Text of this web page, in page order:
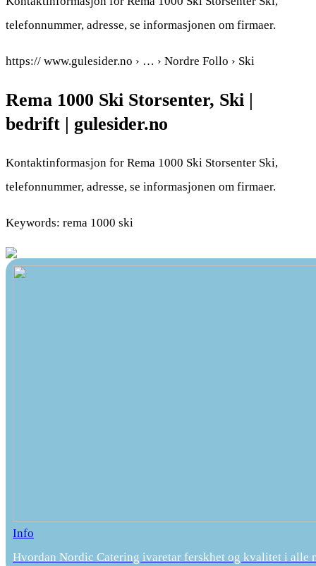
telefonnummer, adresse, se informasjonen om firmaer.
https:// www.gulesider.no › … › Nordre Follo › Ski
Rema 1000 Ski Storsenter, Ski |
bedrift | gulesider.no
Kontaktinformasjon for Rema 1000 Ski Storsenter Ski,
telefonnummer, adresse, se informasjonen om firmaer.
Keywords: rema 1000 ski
Info
Hvordan Nordic Catering ivaretar ferskhet og kvalitet i alle